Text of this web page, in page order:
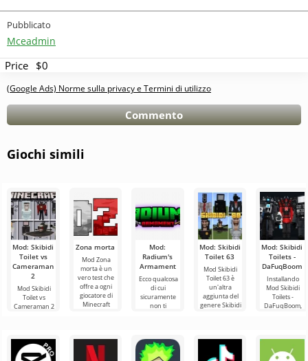
Pubblicato
Mceadmin
Price $0
(Google Ads) Norme sulla privacy e Termini di utilizzo
Commento
Giochi simili
Mod: Skibidi
Toilet vs
Cameraman
2
Mod Skibidi
Toilet vs
Cameraman 2
un'entusiasmante
Zona morta
Mod Zona
morta è un
vero test che
offre a ogni
giocatore di
Minecraft
Mod:
Radium's
Armament
Ecco qualcosa
di cui
sicuramente
non ti
ovvero nuove
aggiunte
Mod: Skibidi
Toilet 63
Mod Skibidi
Toilet 63 è
un'altra
aggiunta del
genere Skibidi
Mod: Skibidi
Toilets -
DaFuqBoom
Installando
Mod Skibidi
Toilets -
DaFuqBoom,
personaggi